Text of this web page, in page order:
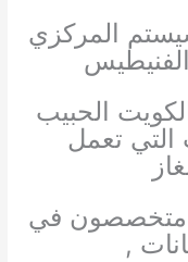
المركزي
الحبيب
التي تعمل
متخصصون في
,